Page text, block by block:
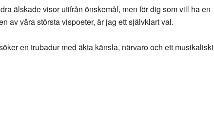
älskade visor utifrån önskemål, men för dig som vill ha en
av våra största vispoeter, är jag ett självklart val.
en trubadur med äkta känsla, närvaro och ett musikaliskt